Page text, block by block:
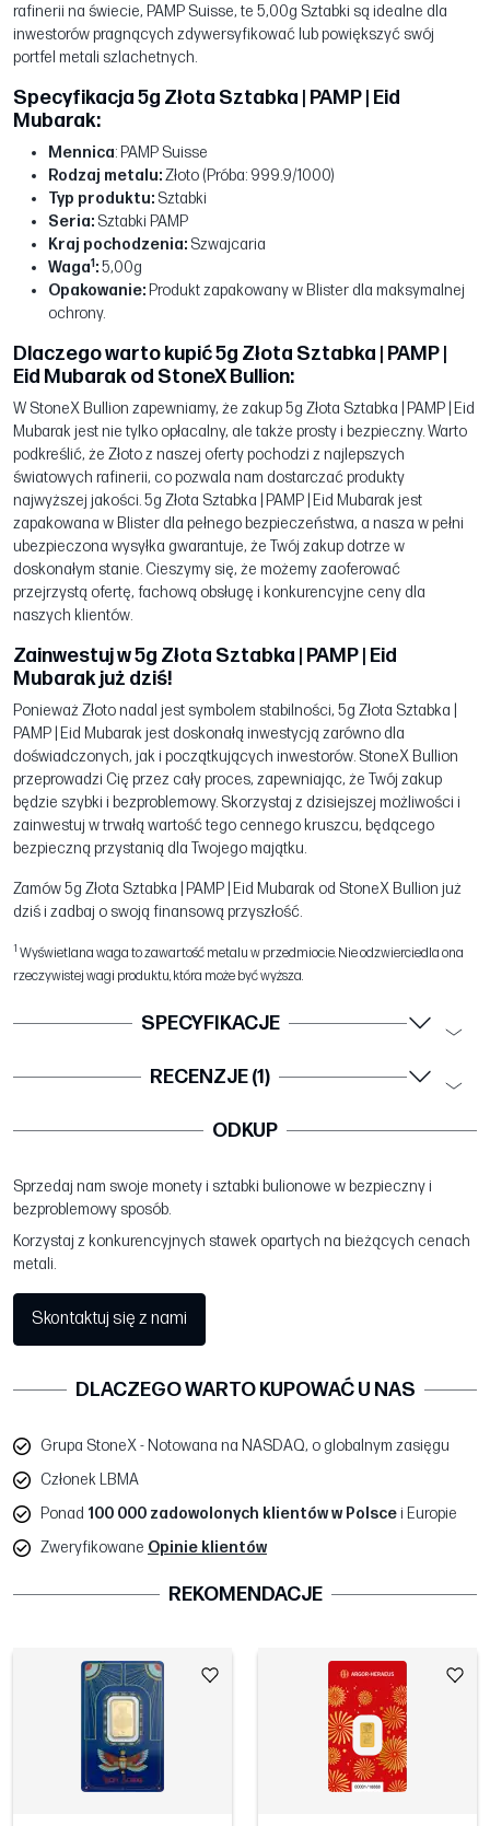
rafinerii na świecie, PAMP Suisse, te 5,00g Sztabki są idealne dla
inwestorów pragnących zdywersyfikować lub powiększyć swój
portfel metali szlachetnych.
Specyfikacja 5g Złota Sztabka | PAMP | Eid
Mubarak:
Mennica: PAMP Suisse
Rodzaj metalu:Złoto (Próba: 999.9/1000)
Typ produktu: Sztabki
Seria: Sztabki PAMP
Kraj pochodzenia: Szwajcaria
Waga1:5,00g
Opakowanie: Produkt zapakowany w Blister dla maksymalnej
ochrony.
Dlaczego warto kupić 5g Złota Sztabka | PAMP |
Eid Mubarak od StoneX Bullion:
W StoneX Bullion zapewniamy, że zakup 5g Złota Sztabka | PAMP | Eid
Mubarak jest nie tylko opłacalny, ale także prosty i bezpieczny. Warto
podkreślić, że Złoto z naszej oferty pochodzi z najlepszych
światowych rafinerii, co pozwala nam dostarczać produkty
najwyższej jakości. 5g Złota Sztabka | PAMP | Eid Mubarak jest
zapakowana w Blister dla pełnego bezpieczeństwa, a nasza w pełni
ubezpieczona wysyłka gwarantuje, że Twój zakup dotrze w
doskonałym stanie. Cieszymy się, że możemy zaoferować
przejrzystą ofertę, fachową obsługę i konkurencyjne ceny dla
naszych klientów.
Zainwestuj w 5g Złota Sztabka | PAMP | Eid
Mubarak już dziś!
Ponieważ Złoto nadal jest symbolem stabilności, 5g Złota Sztabka |
PAMP | Eid Mubarak jest doskonałą inwestycją zarówno dla
doświadczonych, jak i początkujących inwestorów. StoneX Bullion
przeprowadzi Cię przez cały proces, zapewniając, że Twój zakup
będzie szybki i bezproblemowy. Skorzystaj z dzisiejszej możliwości i
zainwestuj w trwałą wartość tego cennego kruszcu, będącego
bezpieczną przystanią dla Twojego majątku.
Zamów 5g Złota Sztabka | PAMP | Eid Mubarak od StoneX Bullion już
dziś i zadbaj o swoją finansową przyszłość.
1 Wyświetlana waga to zawartość metalu w przedmiocie. Nie odzwierciedla ona
rzeczywistej wagi produktu, która może być wyższa.
SPECYFIKACJE
RECENZJE (1)
ODKUP
Sprzedaj nam swoje monety i sztabki bulionowe w bezpieczny i
bezproblemowy sposób.
Korzystaj z konkurencyjnych stawek opartych na bieżących cenach
metali.
Skontaktuj się z nami
DLACZEGO WARTO KUPOWAĆ U NAS
Grupa StoneX - Notowana na NASDAQ, o globalnym zasięgu
Członek LBMA
Ponad 100 000 zadowolonych klientów w Polscei Europie
Zweryfikowane Opinie klientów
REKOMENDACJE